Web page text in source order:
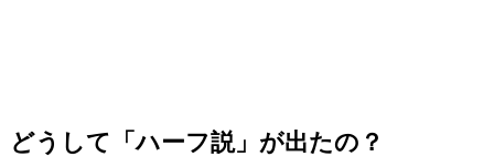
どうして「ハーフ説」が出たの？